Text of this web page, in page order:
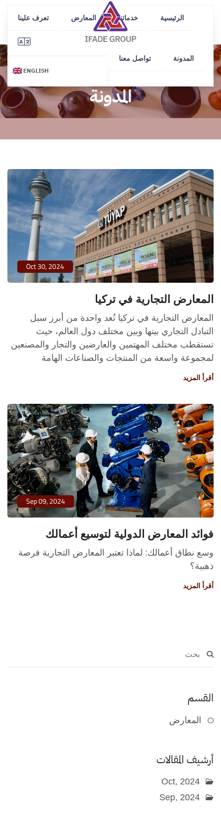
الرئيسية خدماتنا المعارض تعرف علينا
المدونة تواصل معنا
ENGLISH
المدونة
Oct 30, 2024
المعارض التجارية في تركيا
المعارض التجارية في تركيا تُعد واحدة من أبرز سبل
التبادل التجاري بينها وبين مختلف دول العالم، حيث
تستقطب مختلف المهتمين والعارضين والتجار والمصنعين
لمجموعة واسعة من المنتجات والصناعات الهامة
أقرأ المزيد
Sep 09, 2024
فوائد المعارض الدولية لتوسيع أعمالك
وسع نطاق أعمالك: لماذا تعتبر المعارض التجارية فرصة
ذهبية؟
أقرأ المزيد
القسم
المعارض
أرشيف المقالات
Oct, 2024
Sep, 2024